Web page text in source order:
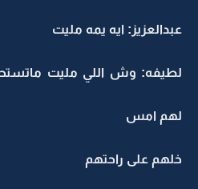
عبدالعزيز: ايه يمه مليت
لطيفه: وش اللي مليت
لهم امس
خلهم على راحتهم